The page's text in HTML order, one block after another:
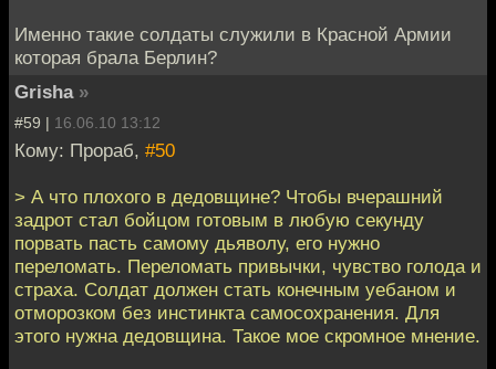
Именно такие солдаты служили в Красной Армии
которая брала Берлин?
Grisha »
#59 | 16.06.10 13:12
Кому: Прораб, #50
> А что плохого в дедовщине? Чтобы вчерашний
задрот стал бойцом готовым в любую секунду
порвать пасть самому дьяволу, его нужно
переломать. Переломать привычки, чувство голода и
страха. Солдат должен стать конечным уебаном и
отморозком без инстинкта самосохранения. Для
этого нужна дедовщина. Такое мое скромное мнение.